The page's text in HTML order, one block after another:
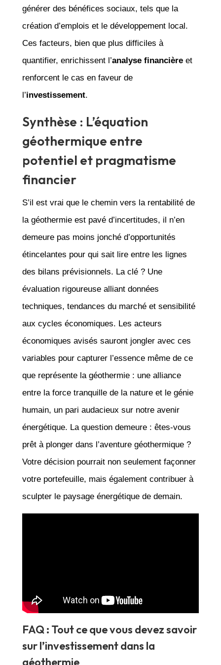
générer des bénéfices sociaux, tels que la
création d’emplois et le développement local.
Ces facteurs, bien que plus difficiles à
quantifier, enrichissent l’analyse financièreet
renforcent le cas en faveur de
l’investissement.
Synthèse : L’équation
géothermique entre
potentiel et pragmatisme
financier
S’il est vrai que le chemin vers la rentabilité de
la géothermie est pavé d’incertitudes, il n’en
demeure pas moins jonché d’opportunités
étincelantes pour qui sait lire entre les lignes
des bilans prévisionnels. La clé ? Une
évaluation rigoureuse alliant données
techniques, tendances du marché et sensibilité
aux cycles économiques. Les acteurs
économiques avisés sauront jongler avec ces
variables pour capturer l’essence même de ce
que représente la géothermie : une alliance
entre la force tranquille de la nature et le génie
humain, un pari audacieux sur notre avenir
énergétique. La question demeure : êtes-vous
prêt à plonger dans l’aventure géothermique ?
Votre décision pourrait non seulement façonner
votre portefeuille, mais également contribuer à
sculpter le paysage énergétique de demain.
FAQ : Tout ce que vous devez savoir
sur l’investissement dans la
géothermie